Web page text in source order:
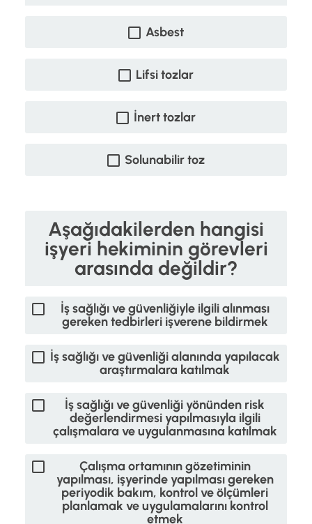
Asbest
Lifsi tozlar
İnert tozlar
Solunabilir toz
Aşağıdakilerden hangisi
işyeri hekiminin görevleri
arasında değildir?
İş sağlığı ve güvenliğiyle ilgili alınması
gereken tedbirleri işverene bildirmek
İş sağlığı ve güvenliği alanında yapılacak
araştırmalara katılmak
İş sağlığı ve güvenliği yönünden risk
değerlendirmesi yapılmasıyla ilgili
çalışmalara ve uygulanmasına katılmak
Çalışma ortamının gözetiminin
yapılması, işyerinde yapılması gereken
periyodik bakım, kontrol ve ölçümleri
planlamak ve uygulamalarını kontrol
etmek